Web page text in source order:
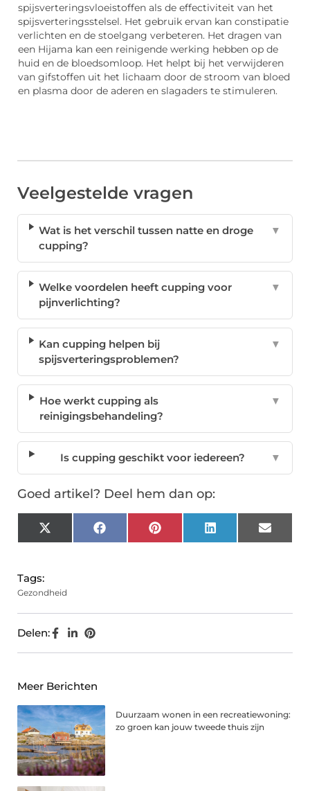
spijsverteringsvloeistoffen als de effectiviteit van het
spijsverteringsstelsel. Het gebruik ervan kan constipatie
verlichten en de stoelgang verbeteren. Het dragen van
een Hijama kan een reinigende werking hebben op de
huid en de bloedsomloop. Het helpt bij het verwijderen
van gifstoffen uit het lichaam door de stroom van bloed
en plasma door de aderen en slagaders te stimuleren.
Veelgestelde vragen
Wat is het verschil tussen natte en droge
cupping?
▼
Welke voordelen heeft cupping voor
pijnverlichting?
▼
Kan cupping helpen bij
spijsverteringsproblemen?
▼
Hoe werkt cupping als
reinigingsbehandeling?
▼
Is cupping geschikt voor iedereen? ▼
Goed artikel? Deel hem dan op:
X
(Twitter)
FacebookPinterest LinkedIn Email
Tags:
Gezondheid
Delen:
Meer Berichten
Duurzaam wonen in een recreatiewoning:
zo groen kan jouw tweede thuis zijn